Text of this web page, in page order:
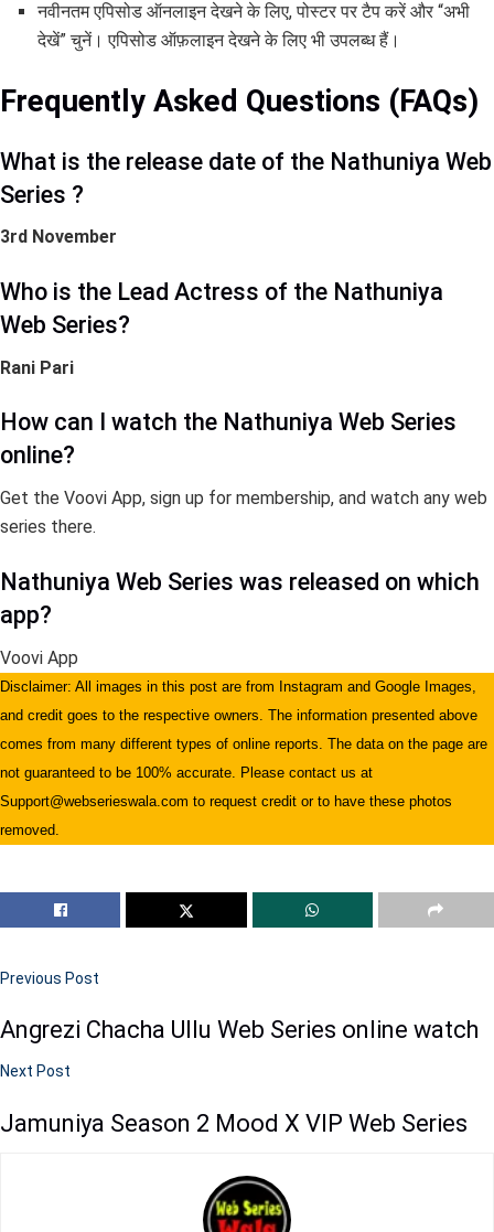
नवीनतम एपिसोड ऑनलाइन देखने के लिए, पोस्टर पर टैप करें और “अभी
देखें” चुनें। एपिसोड ऑफ़लाइन देखने के लिए भी उपलब्ध हैं।
Frequently Asked Questions (FAQs)
What is the release date of the Nathuniya Web
Series ?
3rd November
Who is the Lead Actress of the Nathuniya
Web Series?
Rani Pari
How can I watch the Nathuniya Web Series
online?
Get the Voovi App, sign up for membership, and watch any web
series there.
Nathuniya Web Series was released on which
app?
Voovi App
Disclaimer: All images in this post are from Instagram and Google Images,
and credit goes to the respective owners. The information presented above
comes from many different types of online reports. The data on the page are
not guaranteed to be 100% accurate. Please contact us at
Support@webserieswala.com to request credit or to have these photos
removed.
Previous Post
Angrezi Chacha Ullu Web Series online watch
Next Post
Jamuniya Season 2 Mood X VIP Web Series